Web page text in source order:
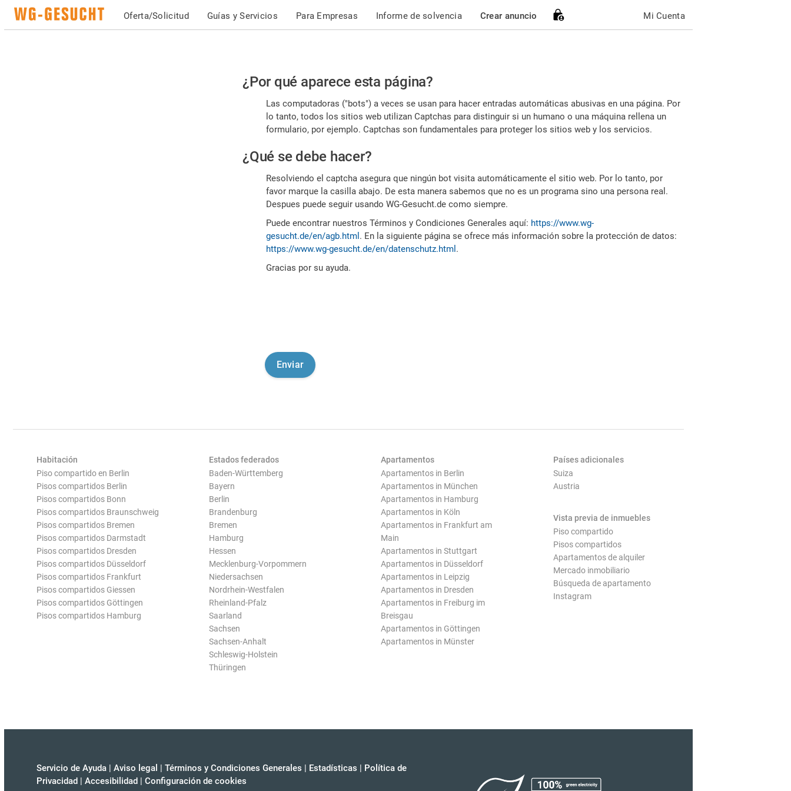
Oferta/Solicitud Guías y Servicios Para Empresas Informe de solvencia Crear anuncio Mi Cuenta
Por
favor,
confirme
es
humano
¿Por qué aparece esta página?
Las computadoras ("bots") a veces se usan para hacer entradas automáticas abusivas en una página. Por
lo tanto, todos los sitios web utilizan Captchas para distinguir si un humano o una máquina rellena un
formulario, por ejemplo. Captchas son fundamentales para proteger los sitios web y los servicios.
¿Qué se debe hacer?
Resolviendo el captcha asegura que ningún bot visita automáticamente el sitio web. Por lo tanto, por
favor marque la casilla abajo. De esta manera sabemos que no es un programa sino una persona real.
Despues puede seguir usando WG-Gesucht.de como siempre.
Puede encontrar nuestros Términos y Condiciones Generales aquí: https://www.wg-
gesucht.de/en/agb.html . En la siguiente página se ofrece más información sobre la protección de datos:
https://www.wg-gesucht.de/en/datenschutz.html .
Gracias por su ayuda.
Habitación
Piso compartido en Berlin
Pisos compartidos Berlin
Pisos compartidos Bonn
Pisos compartidos Braunschweig
Pisos compartidos Bremen
Pisos compartidos Darmstadt
Pisos compartidos Dresden
Pisos compartidos Düsseldorf
Pisos compartidos Frankfurt
Pisos compartidos Giessen
Pisos compartidos Göttingen
Pisos compartidos Hamburg
Estados federados
Baden-Württemberg
Bayern
Berlin
Brandenburg
Bremen
Hamburg
Hessen
Mecklenburg-Vorpommern
Niedersachsen
Nordrhein-Westfalen
Rheinland-Pfalz
Saarland
Sachsen
Sachsen-Anhalt
Schleswig-Holstein
Thüringen
Apartamentos
Apartamentos in Berlin
Apartamentos in München
Apartamentos in Hamburg
Apartamentos in Köln
Apartamentos in Frankfurt am
Main
Apartamentos in Stuttgart
Apartamentos in Düsseldorf
Apartamentos in Leipzig
Apartamentos in Dresden
Apartamentos in Freiburg im
Breisgau
Apartamentos in Göttingen
Apartamentos in Münster
Países adicionales
Suiza
Austria
Vista previa de inmuebles
Piso compartido
Pisos compartidos
Apartamentos de alquiler
Mercado inmobiliario
Búsqueda de apartamento
Instagram
Servicio de Ayuda | Aviso legal | Términos y Condiciones Generales | Estadísticas | Política de
Privacidad | Accesibilidad | Configuración de cookies